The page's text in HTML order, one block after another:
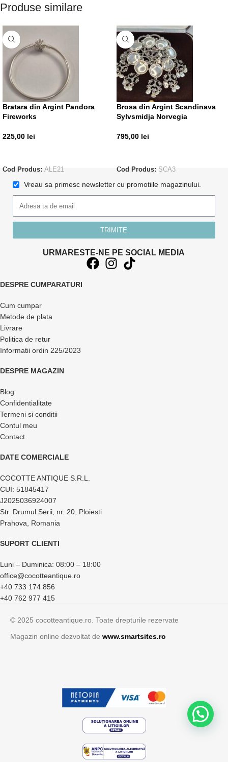
Produse similare
Bratara din Argint Pandora
Fireworks
225,00 lei
Cod Produs: ALE21
Brosa din Argint Scandinava
Sylvsmidja Norvegia
795,00 lei
Cod Produs: SCA3
Vreau sa primesc newsletter cu promotiile magazinului.
TRIMITE
URMARESTE-NE PE SOCIAL MEDIA
DESPRE CUMPARATURI
Cum cumpar
Metode de plata
Livrare
Politica de retur
Informatii ordin 225/2023
DESPRE MAGAZIN
Blog
Confidentialitate
Termeni si conditii
Contul meu
Contact
DATE COMERCIALE
COCOTTE ANTIQUE S.R.L.
CUI: 51845417
J2025036924007
Str. Drumul Serii, nr. 20, Ploiesti
Prahova, Romania
SUPORT CLIENTI
Luni – Duminica: 08:00 – 18:00
office@cocotteantique.ro
+40 733 174 856
+40 762 977 415
© 2025 cocotteantique.ro. Toate drepturile rezervate
Magazin online dezvoltat de www.smartsites.ro